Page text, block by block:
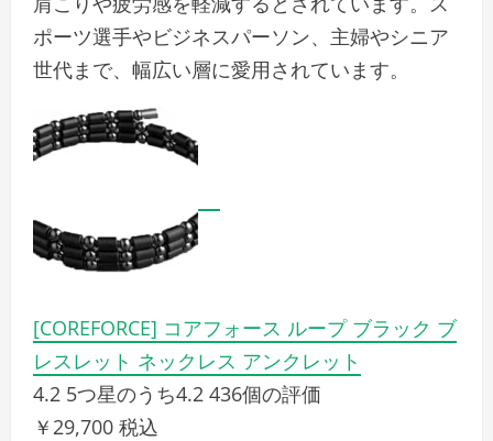
ポーツ選手やビジネスパーソン、主婦やシニア
世代まで、幅広い層に愛用されています。
[COREFORCE] コアフォース ループ ブラック ブ
レスレット ネックレス アンクレット
4.2 5つ星のうち4.2 436個の評価
￥29,700 税込